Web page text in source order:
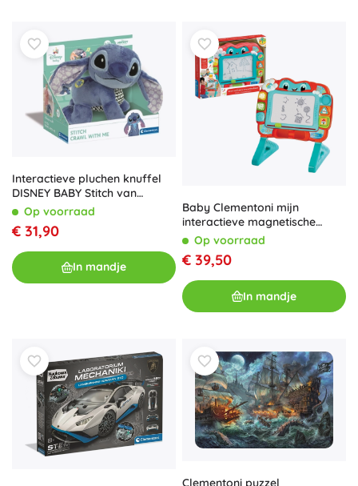
Interactieve pluchen knuffel
DISNEY BABY Stitch van
Clementoni
Op voorraad
€ 31,90
In mandje
Baby Clementoni mijn
interactieve magnetische
tekentafel 2-in-1
Op voorraad
€ 39,50
In mandje
Clementoni puzzel